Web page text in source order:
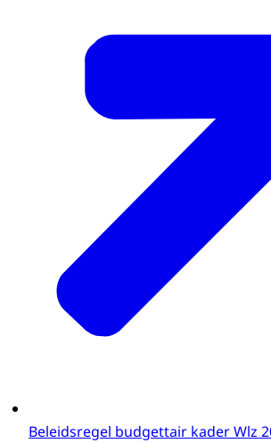
Beleidsregel budgettair kader Wlz